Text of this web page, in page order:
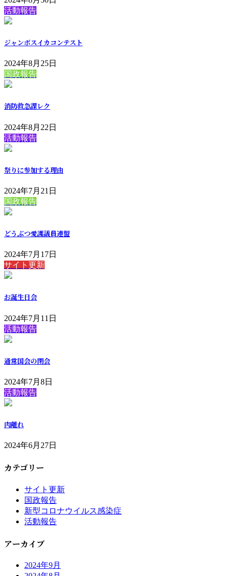
活動報告
ジャンボスイカコンテスト
2024年8月25日
国政報告
消防救急課レク
2024年8月22日
活動報告
祭りに参加する理由
2024年7月21日
国政報告
どうぶつ愛護議員連盟
2024年7月17日
サイト更新
お誕生日会
2024年7月11日
活動報告
通常国会の閉会
2024年7月8日
活動報告
肉離れ
2024年6月27日
カテゴリー
サイト更新
国政報告
新型コロナウイルス感染症
活動報告
アーカイブ
2024年9月